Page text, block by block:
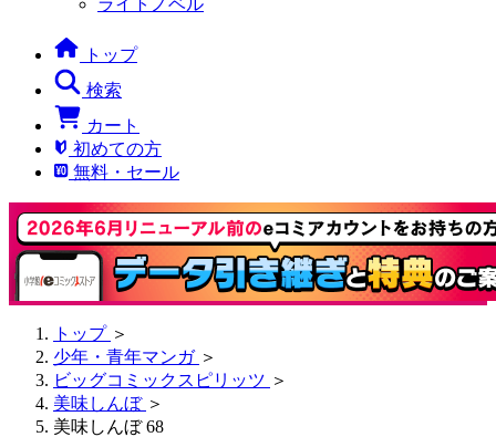
ライトノベル
トップ
検索
カート
初めての方
無料・セール
トップ ＞
少年・青年マンガ ＞
ビッグコミックスピリッツ ＞
美味しんぼ ＞
美味しんぼ 68